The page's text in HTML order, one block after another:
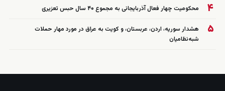
۴ محکومیت چهار فعال آذربایجانی به مجموع ۴۰ سال حبس تعزیری
۵
هشدار سوریه، اردن، عربستان، و کویت به عراق در مورد مهار حملات
شبه‌نظامیان